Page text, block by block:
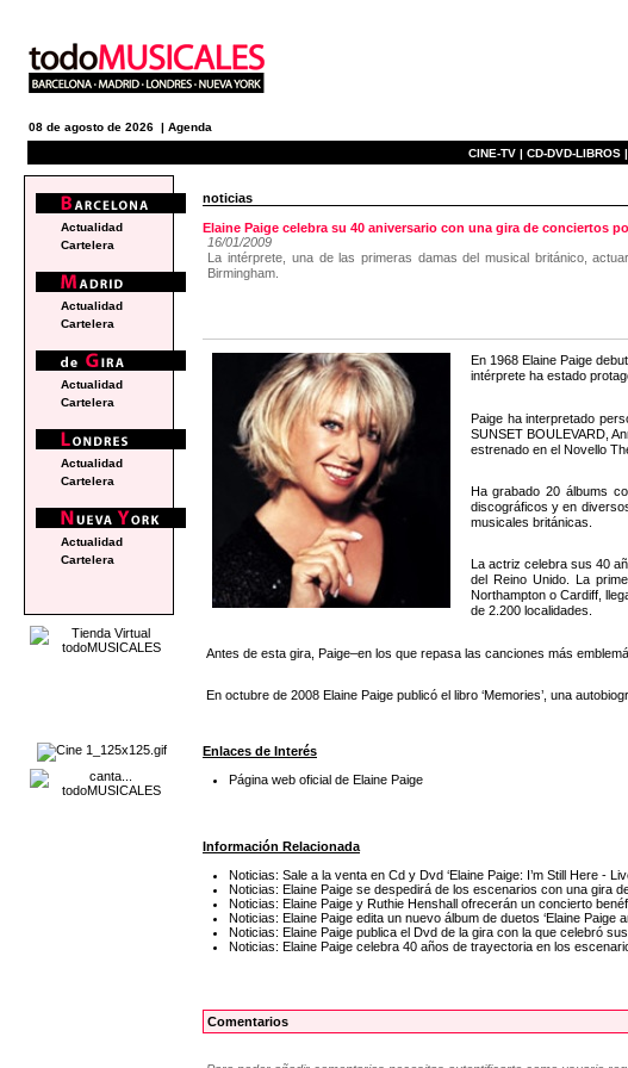
08 de agosto de 2026 | Agenda
CINE-TV | CD-DVD-LIBROS |
noticias
Elaine Paige celebra su 40 aniversario con una gira de conciertos
16/01/2009
La intérprete, una de las primeras damas del musical británico,
Birmingham.
En 1968 Elaine Paige
intérprete ha estado
Paige ha interpretado
SUNSET BOULEVARD,
estrenado en el Novello
Ha grabado 20 álbums
discográficos y en
musicales británicas.
La actriz celebra sus 40
del Reino Unido. La
Northampton o Cardiff,
de 2.200 localidades.
Antes de esta gira, Paige–en los que repasa las canciones más
En octubre de 2008 Elaine Paige publicó el libro ‘Memories’, una
Enlaces de Interés
Página web oficial de Elaine Paige
Información Relacionada
Noticias: Sale a la venta en Cd y Dvd ‘Elaine Paige: I’m Still Here -
Noticias: Elaine Paige se despedirá de los escenarios con una gira
Noticias: Elaine Paige y Ruthie Henshall ofrecerán un concierto
Noticias: Elaine Paige edita un nuevo álbum de duetos ‘Elaine Paige
Noticias: Elaine Paige publica el Dvd de la gira con la que celebró
Noticias: Elaine Paige celebra 40 años de trayectoria en los
Comentarios
Actualidad
Cartelera
Actualidad
Cartelera
Actualidad
Cartelera
Actualidad
Cartelera
Actualidad
Cartelera